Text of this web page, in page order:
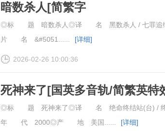
暗数杀人[简繁字
幕
清
◎标 题 暗数杀人◎译 名 黑数杀人 / 七罪追缉
片 名 &#5051......
[详细]
2026-02-26 10:00:36
死神来了[国英多音轨/简繁英特
幕
◎标 题 死神来了◎译 名 绝命终结站(台) /
年 代 2000◎产 地 美国......
[详细]